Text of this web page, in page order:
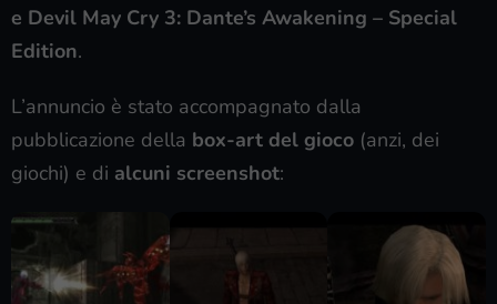
e Devil May Cry 3: Dante’s Awakening – Special
Edition.
L’annuncio è stato accompagnato dalla
pubblicazione della box-art del gioco (anzi, dei
giochi) e di alcuni screenshot: